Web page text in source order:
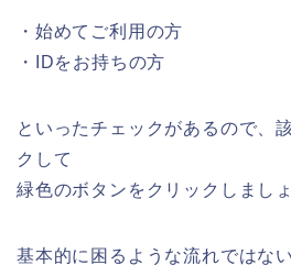
・始めてご利用の方
・IDをお持ちの方
といったチェックがあるので、
クして
緑色のボタンをクリックしましょ
基本的に困るような流れではな